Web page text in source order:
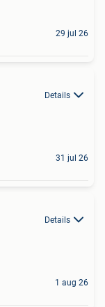
29 jul 26
Details
31 jul 26
Details
1 aug 26